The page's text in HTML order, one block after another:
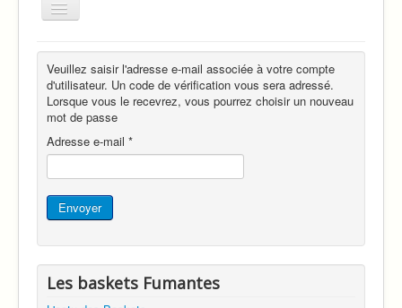
Basculer
la
Accueil
Infos sur l'association
Lieu d'activité
Ronde des Cabaniers
Veuillez saisir l'adresse e-mail associée à votre compte
d'utilisateur. Un code de vérification vous sera adressé.
Lorsque vous le recevrez, vous pourrez choisir un nouveau
mot de passe
Adresse e-mail *
Envoyer
Les baskets Fumantes